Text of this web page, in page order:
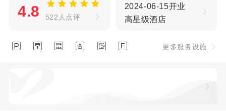
4.8 522人点评
2024-06-15开业
高星级酒店
      更多服务设施